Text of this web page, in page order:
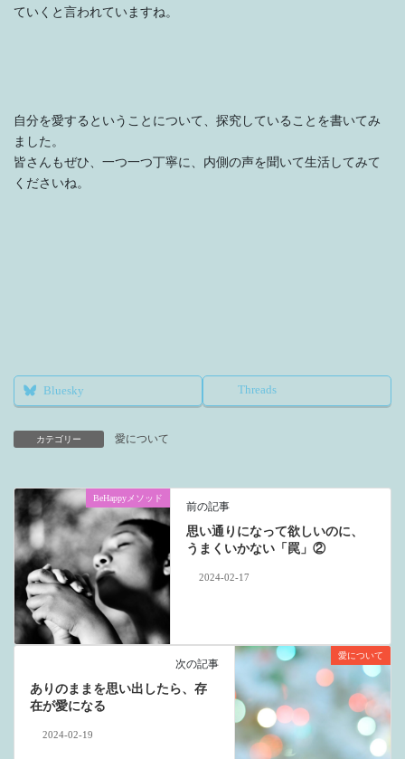
ていくと言われていますね。
自分を愛するということについて、探究していることを書いてみ
ました。
皆さんもぜひ、一つ一つ丁寧に、内側の声を聞いて生活してみて
くださいね。
Bluesky Threads
カテゴリー 愛について
BeHappyメソッド
前の記事
思い通りになって欲しいのに、
うまくいかない「罠」②
2024-02-17
愛について
次の記事
ありのままを思い出したら、存
在が愛になる
2024-02-19